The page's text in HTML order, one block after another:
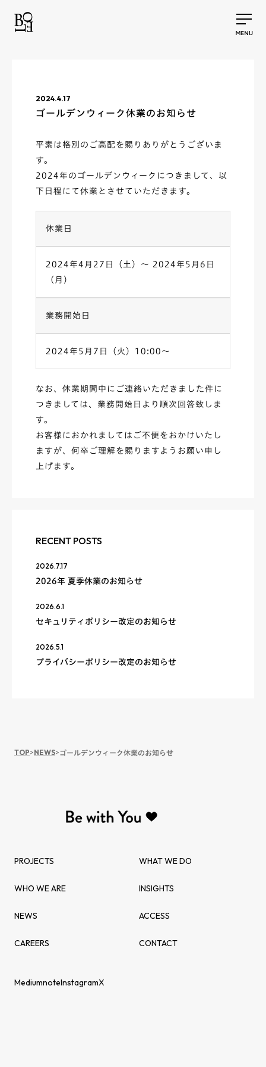
2024.4.17
ゴールデンウィーク休業のお知らせ
平素は格別のご高配を賜りありがとうございま
す。
2024年のゴールデンウィークにつきまして、以
下日程にて休業とさせていただきます。
休業日
2024年4月27日（土）～ 2024年5月6日
（月）
業務開始日
2024年5月7日（火）10:00〜
なお、休業期間中にご連絡いただきました件に
つきましては、業務開始日より順次回答致しま
す。
お客様におかれましてはご不便をおかけいたし
ますが、何卒ご理解を賜りますようお願い申し
上げます。
RECENT POSTS
2026.7.17
2026年 夏季休業のお知らせ
2026.6.1
セキュリティポリシー改定のお知らせ
2026.5.1
プライバシーポリシー改定のお知らせ
TOP>NEWS>ゴールデンウィーク休業のお知らせ
PROJECTS WHAT WE DO
WHO WE ARE INSIGHTS
NEWS ACCESS
CAREERS CONTACT
MediumnoteInstagramX